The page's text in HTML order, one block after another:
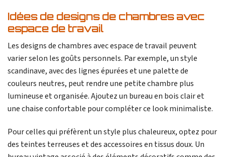
Idées de designs de chambres avec
espace de travail
Les designs de chambres avec espace de travail peuvent
varier selon les goûts personnels. Par exemple, un style
scandinave, avec des lignes épurées et une palette de
couleurs neutres, peut rendre une petite chambre plus
lumineuse et organisée. Ajoutez un bureau en bois clair et
une chaise confortable pour compléter ce look minimaliste.
Pour celles qui préfèrent un style plus chaleureux, optez pour
des teintes terreuses et des accessoires en tissus doux. Un